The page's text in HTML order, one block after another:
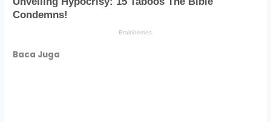
Baca Juga